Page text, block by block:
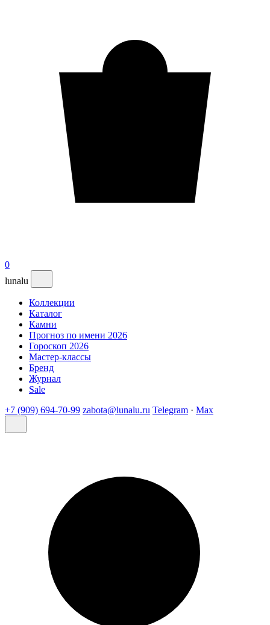
0
lunalu
Коллекции
Каталог
Камни
Прогноз по имени 2026
Гороскоп 2026
Мастер-классы
Бренд
Журнал
Sale
+7 (909) 694-70-99 zabota@lunalu.ru Telegram · Max